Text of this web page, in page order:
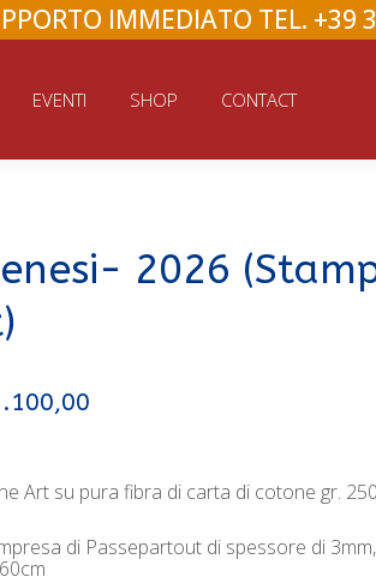
IMMEDIATO TEL. +39
EVENTI SHOP CONTACT
2026
Art su pura fibra di carta di cotone gr.
di Passepartout di spessore di